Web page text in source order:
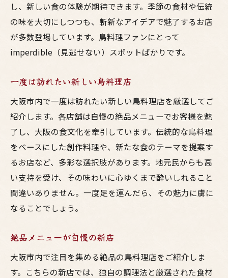
し、新しい食の体験が期待できます。季節の食材や伝統
の味を大切にしつつも、斬新なアイデアで魅了するお店
が多数登場しています。鳥料理ファンにとって
imperdible（見逃せない）スポットばかりです。
一度は訪れたい新しい鳥料理店
大阪市内で一度は訪れたい新しい鳥料理店を厳選してご
紹介します。各店舗は自慢の絶品メニューでお客様を魅
了し、大阪の食文化を牽引しています。伝統的な鳥料理
をベースにした創作料理や、新たな食のテーマを提案す
るお店など、多彩な選択肢があります。地元民からも高
い支持を受け、その味わいに心ゆくまで酔いしれること
間違いありません。一度足を運んだら、その魅力に虜に
なることでしょう。
絶品メニューが自慢の新店
大阪市内で注目を集める絶品の鳥料理店をご紹介しま
す。こちらの新店では、独自の調理法と厳選された食材